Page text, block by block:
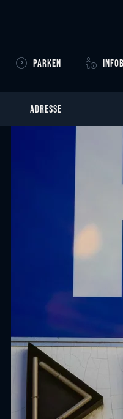
PARKEN
ADRESSE